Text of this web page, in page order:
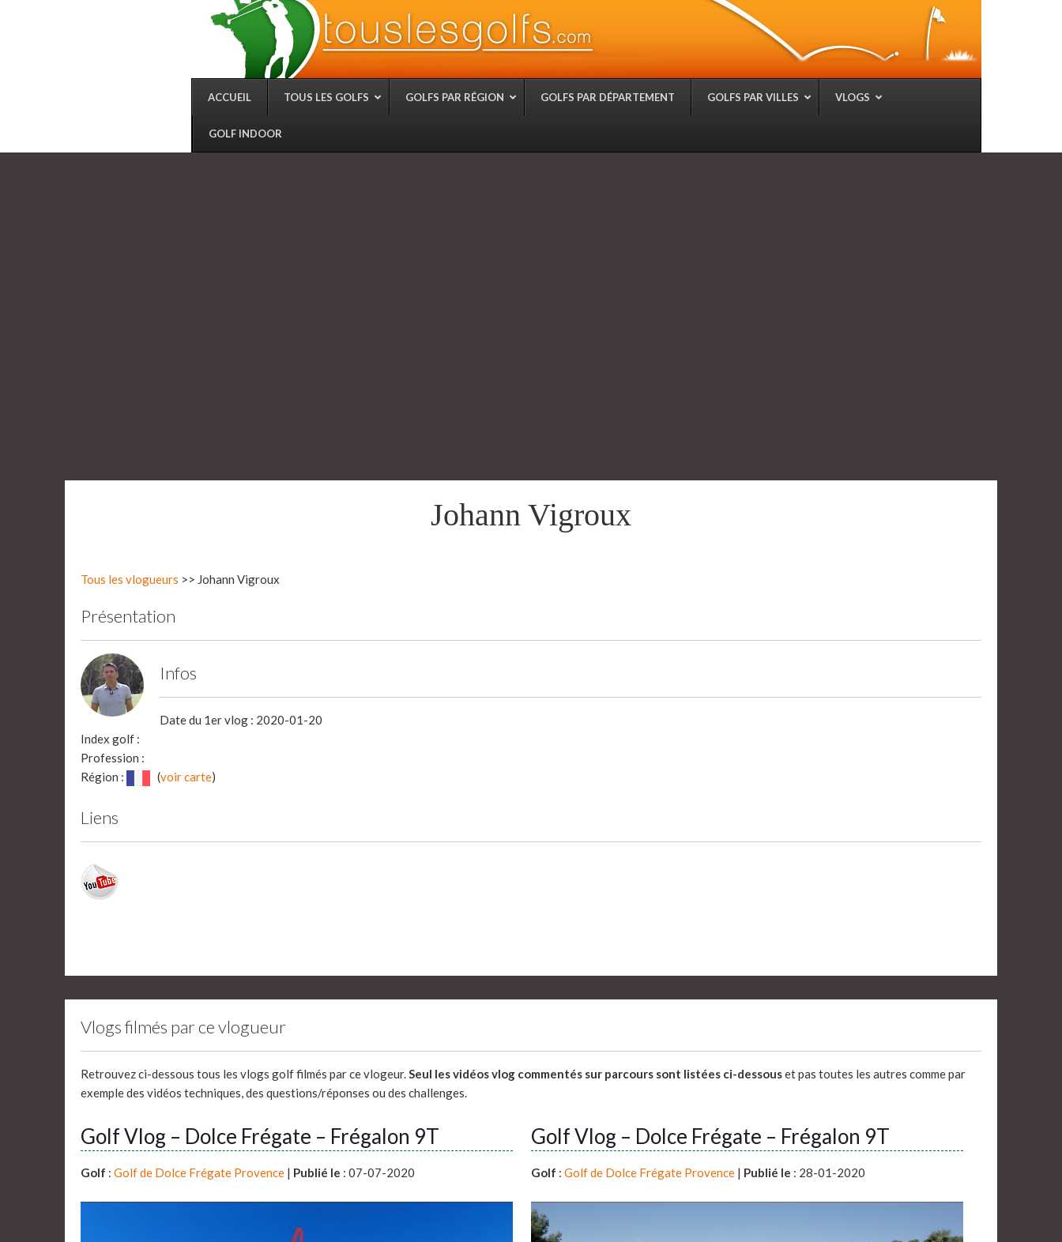
ACCUEIL TOUS LES GOLFS GOLFS PAR RÉGION GOLFS PAR DÉPARTEMENT GOLFS PAR VILLES VLOGS
GOLF INDOOR
Johann Vigroux
Tous les vlogueurs >> Johann Vigroux
Présentation
Infos
Date du 1er vlog : 2020-01-20
Index golf :
Profession :
Région :
(voir carte)
Liens
Vlogs filmés par ce vlogueur
Retrouvez ci-dessous tous les vlogs golf filmés par ce vlogeur.Seul les vidéos vlog commentés sur parcours sont listées ci-dessouset pas toutes les autres comme par
exemple des vidéos techniques, des questions/réponses ou des challenges.
Golf Vlog – Dolce Frégate – Frégalon 9T
Golf : Golf de Dolce Frégate Provence | Publié le : 07-07-2020
Golf Vlog – Dolce Frégate – Frégalon 9T
Golf : Golf de Dolce Frégate Provence| Publié le : 28-01-2020